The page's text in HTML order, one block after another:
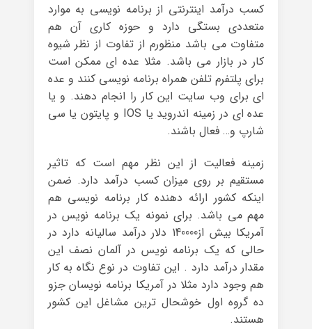
کسب درآمد اینترنتی از برنامه نویسی به موارد
متعددی بستگی دارد و حوزه کاری آن هم
متفاوت می باشد منظورم از تفاوت از نظر شیوه
کار در بازار می باشد. مثلا عده ای ممکن است
برای پلتفرم تلفن همراه برنامه نویسی کنند و عده
ای برای وب سایت این کار را انجام دهند. و یا
عده ای در زمینه اندروید یا IOS و پایتون یا سی
شارپ و… فعال باشند.
زمینه فعالیت از این نظر مهم است که تاثیر
مستقیم بر روی میزان کسب درآمد دارد. ضمن
اینکه کشور ارائه دهنده کار برنامه نویسی هم
مهم می باشد. برای نمونه یک برنامه نویس در
آمریکا بیش از140000 دلار درآمد سالیانه دارد در
حالی که یک برنامه نویس در آلمان نصف این
مقدار درآمد دارد . این تفاوت در نوع نگاه به کار
هم وجود دارد مثلا در آمریکا برنامه نویسان جزو
ده گروه اول خوشحال ترین مشاغل این کشور
هستند.